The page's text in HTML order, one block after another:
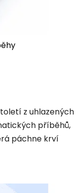
z uhlazených
příběhů,
páchne krví